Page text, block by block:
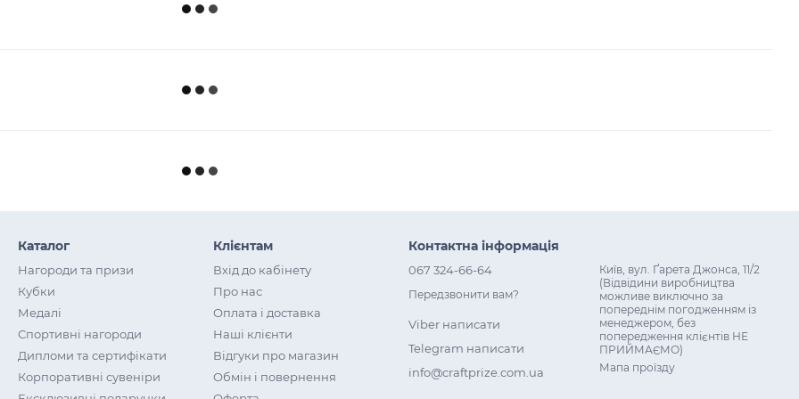
Каталог
Нагороди та призи
Кубки
Медалі
Спортивні нагороди
Дипломи та сертифікати
Корпоративні сувеніри
Клієнтам
Вхід до кабінету
Про нас
Оплата і доставка
Наші клієнти
Відгуки про магазин
Обмін і повернення
Контактна інформація
067 324-66-64
Передзвонити вам?
Viber написати
Telegram написати
info@craftprize.com.ua
Київ, вул. Ґарета Джонса, 11/2
(Відвідини виробництва
можливе виключно за
попереднім погодженням із
менеджером, без
попередження клієнтів НЕ
ПРИЙМАЄМО)
Мапа проїзду